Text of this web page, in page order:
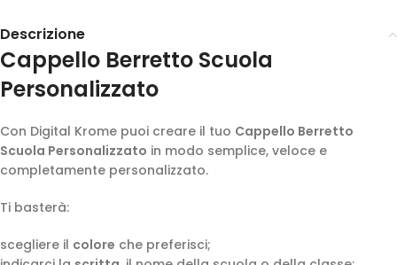
Descrizione
Cappello Berretto Scuola
Personalizzato
Con Digital Krome puoi creare il tuo Cappello Berretto
Scuola Personalizzato in modo semplice, veloce e
completamente personalizzato.
Ti basterà:
scegliere il colore che preferisci;